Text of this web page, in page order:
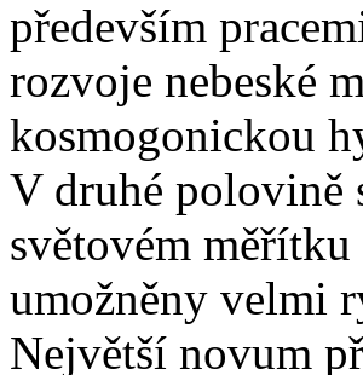
především
rozvoje nebeské
kosmogonickou
V druhé polovině
světovém
umožněny velmi
Největší novum